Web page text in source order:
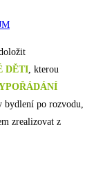
DĚTI, kterou
bydlení po rozvodu,
zrealizovat z